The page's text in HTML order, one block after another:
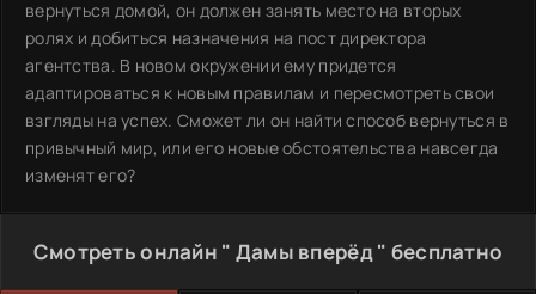
вернуться домой, он должен занять место на вторых
ролях и добиться назначения на пост директора
агентства. В новом окружении ему придется
адаптироваться к новым правилам и пересмотреть свои
взгляды на успех. Сможет ли он найти способ вернуться в
привычный мир, или его новые обстоятельства навсегда
изменят его?
Смотреть онлайн " Дамы вперёд " бесплатно